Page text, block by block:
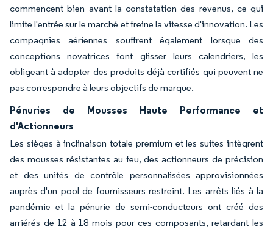
commencent bien avant la constatation des revenus, ce qui
limite l'entrée sur le marché et freine la vitesse d'innovation. Les
compagnies aériennes souffrent également lorsque des
conceptions novatrices font glisser leurs calendriers, les
obligeant à adopter des produits déjà certifiés qui peuvent ne
pas correspondre à leurs objectifs de marque.
Pénuries de Mousses Haute Performance et
d'Actionneurs
Les sièges à inclinaison totale premium et les suites intègrent
des mousses résistantes au feu, des actionneurs de précision
et des unités de contrôle personnalisées approvisionnées
auprès d'un pool de fournisseurs restreint. Les arrêts liés à la
pandémie et la pénurie de semi-conducteurs ont créé des
arriérés de 12 à 18 mois pour ces composants, retardant les